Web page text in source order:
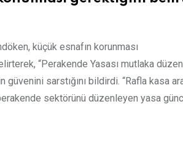
küçük esnafın korunması
“Perakende Yasası mutlaka
sarstığını bildirdi. “Rafla kasa
sektörünü düzenleyen yasa